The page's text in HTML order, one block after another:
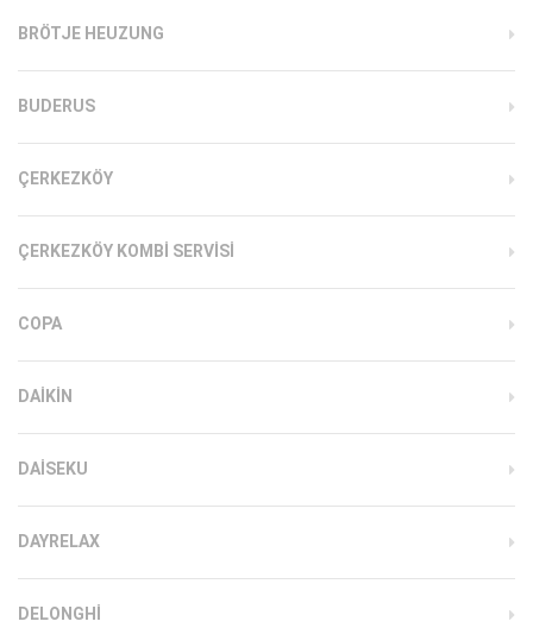
BRÖTJE HEUZUNG
BUDERUS
ÇERKEZKÖY
ÇERKEZKÖY KOMBI SERVISI
COPA
DAIKIN
DAISEKU
DAYRELAX
DELONGHI